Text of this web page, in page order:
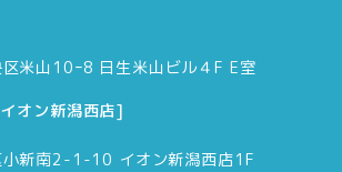
米山10ｰ8 日生米山ビル４F E室
オン新潟西店]
小新南2-1-10 イオン新潟西店1F